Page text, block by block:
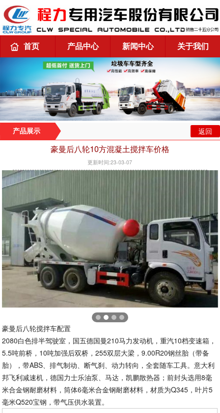
首页 产品中心 新闻中心 关于我们
产品展示 返回
豪曼后八轮10方混凝土搅拌车价格
更新时间:23-03-07
豪曼后八轮搅拌车配置
2080白色排半驾驶室，国五德国曼210马力发动机，重汽10档变速箱，
5.5吨前桥，10吨加强后双桥，255双层大梁，9.00R20钢丝胎（带备
胎），带ABS、排气制动、断气刹、动力转向，全套随车工具。意大利
邦飞利减速机，德国力士乐油泵、马达，凯鹏散热器；前封头选用8毫
米合金钢耐磨材料，筒体6毫米合金钢耐磨材料，材质为Q345，叶片5
毫米Q520宝钢，带气压供水装置。